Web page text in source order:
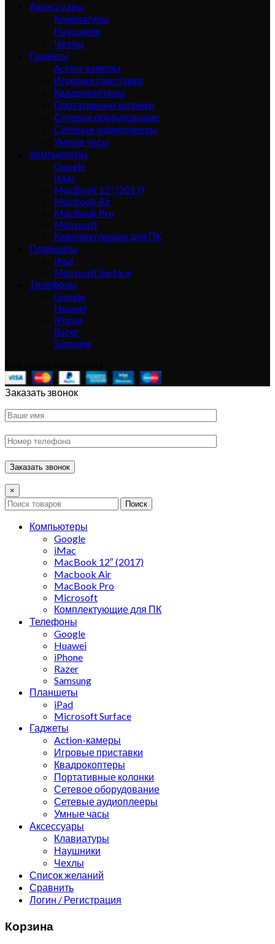
Аксессуары
Клавиатуры
Наушники
Чехлы
Гаджеты
Action-камеры
Игровые приставки
Квадрокоптеры
Портативные колонки
Сетевое оборудование
Сетевые аудиоплееры
Умные часы
Компьютеры
Google
iMac
MacBook 12" (2017)
Macbook Air
MacBook Pro
Microsoft
Комплектующие для ПК
Планшеты
iPad
Microsoft Surface
Телефоны
Google
Huawei
iPhone
Razer
Samsung
Заказать звонок
×
Поиск
Компьютеры
Google
iMac
MacBook 12″ (2017)
Macbook Air
MacBook Pro
Microsoft
Комплектующие для ПК
Телефоны
Google
Huawei
iPhone
Razer
Samsung
Планшеты
iPad
Microsoft Surface
Гаджеты
Action-камеры
Игровые приставки
Квадрокоптеры
Портативные колонки
Сетевое оборудование
Сетевые аудиоплееры
Умные часы
Аксессуары
Клавиатуры
Наушники
Чехлы
Список желаний
Сравнить
Логин / Регистрация
Корзина